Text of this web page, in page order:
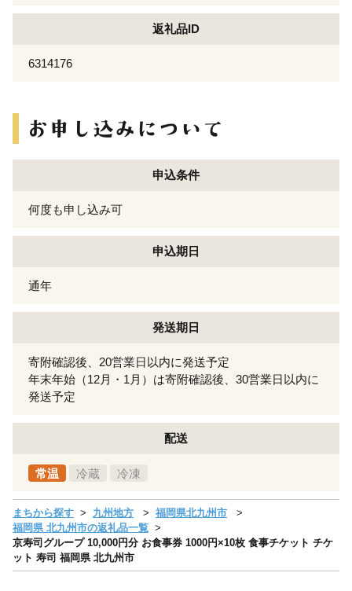
返礼品ID
6314176
申込条件
何度も申し込み可
申込期日
通年
発送期日
寄附確認後、20営業日以内に発送予定
年末年始（12月・1月）は寄附確認後、30営業日以内に
発送予定
配送
常温 冷蔵 冷凍
まちから探す 九州地方
福岡県北九州市
福岡県 北九州市の返礼品一覧
京寿司グループ 10,000円分 お食事券 1000円×10枚 食事チケット チケ
ット 寿司 福岡県 北九州市